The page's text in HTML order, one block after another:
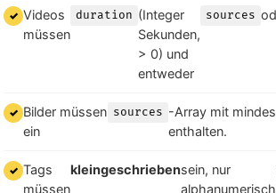
Videos
müssen
duration (Integer
Sekunden,
> 0) und
entweder
sources
Bilder müssen
ein
sources -Array mit
enthalten.
Tags
müssen
kleingeschriebensein, nur
alphanumerisch